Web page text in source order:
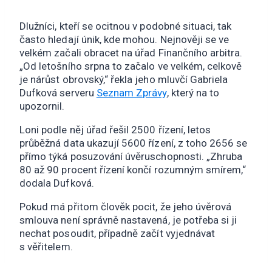
Dlužníci, kteří se ocitnou v podobné situaci, tak
často hledají únik, kde mohou. Nejnověji se ve
velkém začali obracet na úřad Finančního arbitra.
„Od letošního srpna to začalo ve velkém, celkově
je nárůst obrovský,“ řekla jeho mluvčí Gabriela
Dufková serveru Seznam Zprávy, který na to
upozornil.
Loni podle něj úřad řešil 2500 řízení, letos
průběžná data ukazují 5600 řízení, z toho 2656 se
přímo týká posuzování úvěruschopnosti. „Zhruba
80 až 90 procent řízení končí rozumným smírem,“
dodala Dufková.
Pokud má přitom člověk pocit, že jeho úvěrová
smlouva není správně nastavená, je potřeba si ji
nechat posoudit, případně začít vyjednávat
s věřitelem.